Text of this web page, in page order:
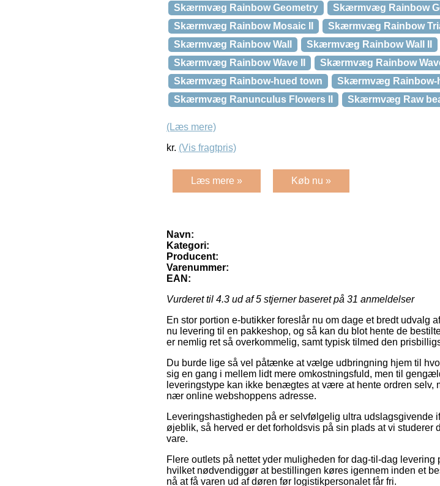
Skærmvæg Rainbow Geometry
Skærmvæg Rainbow
Skærmvæg Rainbow Mosaic II
Skærmvæg Rainbow
Skærmvæg Rainbow Wall
Skærmvæg Rainbow Wall II
Skærmvæg Rainbow Wave II
Skærmvæg Rainbow
Skærmvæg Rainbow-hued town
Skærmvæg Rainbow-
Skærmvæg Ranunculus Flowers II
Skærmvæg Raw
(Læs mere)
kr. (Vis fragtpris)
Læs mere » Køb nu »
Navn:
Kategori:
Producent:
Varenummer:
EAN:
Vurderet til 4.3 ud af 5 stjerner baseret på 31 anmeldelser
En stor portion e-butikker foreslår nu om dage et bredt udvalg
nu levering til en pakkeshop, og så kan du blot hente de
er nemlig ret så overkommelig, samt typisk tilmed den
Du burde lige så vel påtænke at vælge udbringning hjem til
sig en gang i mellem lidt mere omkostningsfuld, men til
leveringstype kan ikke benægtes at være at hente ordren selv,
nær online webshoppens adresse.
Leveringshastigheden på er selvfølgelig ultra udslagsgivende
øjeblik, så herved er det forholdsvis på sin plads at vi
vare.
Flere outlets på nettet yder muligheden for dag-til-dag
hvilket nødvendiggør at bestillingen køres igennem inden et
nå at få varen ud af døren før logistikpersonalet får fri.